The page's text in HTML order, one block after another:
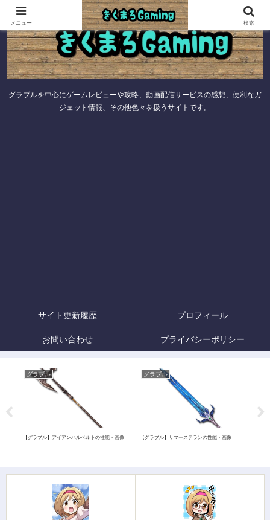
グラブルを中心にゲームレビューや攻略、動画配信サービスの感想、便利なガ
ジェット情報、その他色々を扱うサイトです。
サイト更新履歴 プロフィール
お問い合わせ プライバシーポリシー
グラブル
【グラブル】アイアンハルベルトの性能・画像
グラブル
【グラブル】サマーステランの性能・画像
メニュー 検索